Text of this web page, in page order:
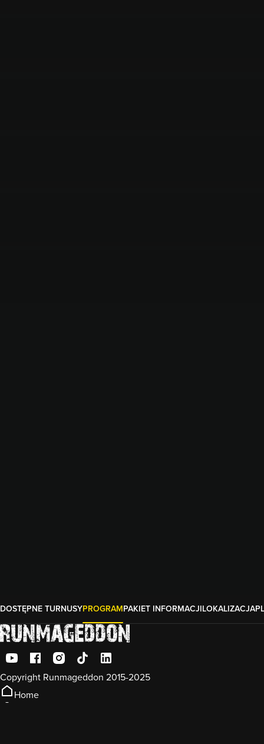
DOSTĘPNE TURNUSYPROGRAMPAKIET INFORMACJILOKALIZACJA
Copyright Runmageddon 2015-2025
Home